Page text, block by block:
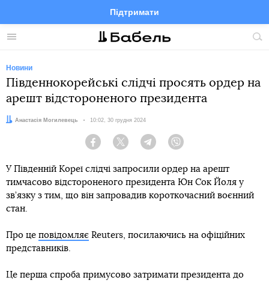
Меню
Підтримати
FacebookTelegramTwitter
Новини
Південнокорейські слідчі просять ордер на
арешт відстороненого президента
Автор:
Анастасія Могилевець Дата:
10:02, 30 грудня 2024
Facebook Twitter Telegram
У Південній Кореї слідчі запросили ордер на арешт
тимчасово відстороненого президента Юн Сок Йоля у
зв’язку з тим, що він запровадив короткочасний воєнний
стан.
Про це повідомляє Reuters, посилаючись на офіційних
представників.
Це перша спроба примусово затримати президента до